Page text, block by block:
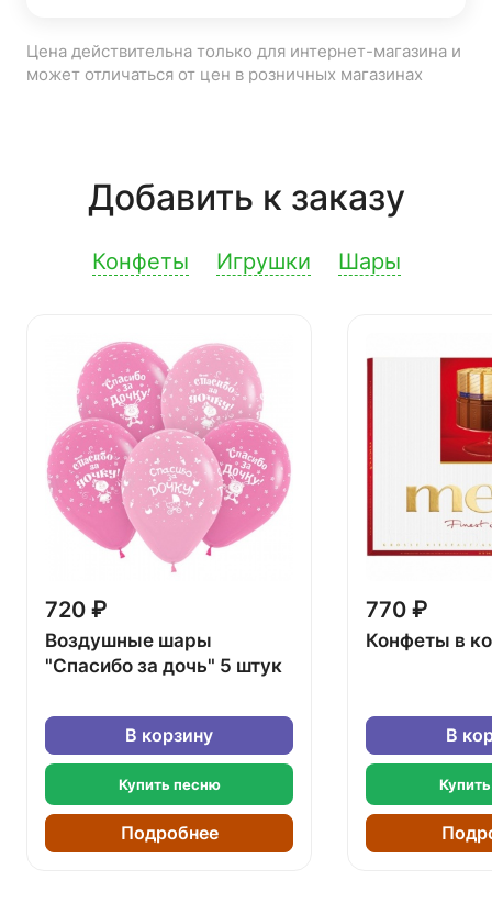
Цена действительна только для интернет-магазина и
может отличаться от цен в розничных магазинах
Добавить к заказу
Конфеты Игрушки Шары
720 ₽
Воздушные шары
"Спасибо за дочь" 5 штук
В корзину
Купить песню
Подробнее
770 ₽
Конфеты в
В